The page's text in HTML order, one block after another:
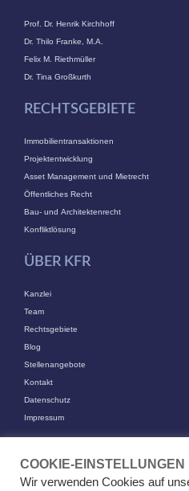
Prof. Dr. Henrik Kirchhoff
Dr. Thilo Franke, M.A.
Felix M. Riethmüller
Dr. Tina Großkurth
RECHTSGEBIETE
Immobilientransaktionen
Projektentwicklung
Asset Management und Mietrecht
Öffentliches Recht
Bau- und Architektenrecht
Konfliktlösung
ÜBER KFR
Kanzlei
Team
Rechtsgebiete
Blog
Stellenangebote
Kontakt
Datenschutz
Impressum
KFR Kirchhoff Franke Riethmüller
COOKIE-EINSTELLUNGEN
Wir verwenden Cookies auf